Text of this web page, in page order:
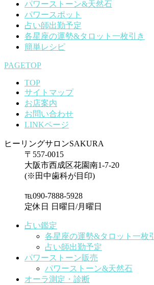
パワーストーン&天然石
パワースポット
占い師出勤予定
各星座の運勢&タロット一枚引き
簡単レシピ
PAGETOP
TOP
サイトマップ
お店案内
お問い合わせ
LINKページ
ヒーリングサロンSAKURA
〒557-0015
大阪市西成区花園南1-7-20
(※田中歯科が目印)
℡090-7888-5928
定休日 日曜日/月曜日
占い鑑定
各星座の運勢&タロット一枚
占い師出勤予定
パワーストーン販売
パワーストーン&天然石
オーラ測定・診断